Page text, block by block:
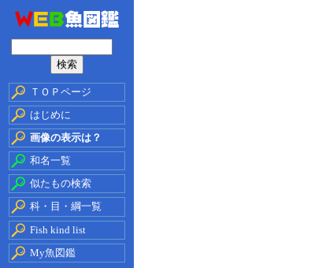
ＴＯＰページ
はじめに
画像の表示は？
和名一覧
似たもの検索
科・目・綱一覧
Fish kind list
My魚図鑑